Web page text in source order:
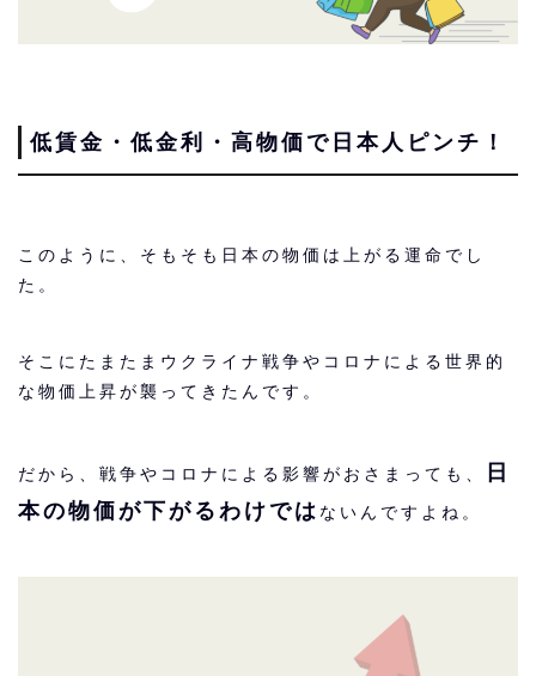
低賃金・低金利・高物価で日本人ピンチ！
このように、そもそも日本の物価は上がる運命でし
た。
そこにたまたまウクライナ戦争やコロナによる世界的
な物価上昇が襲ってきたんです。
だから、戦争やコロナによる影響がおさまっても、
日
本の物価が下がるわけでは ないんですよね。